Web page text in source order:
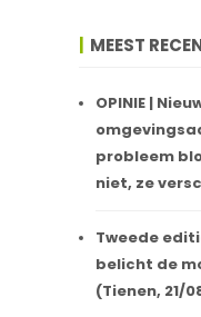
MEEST
OPINIE |
probleem
niet, ze
Tweede
belicht de
(Tienen, 21/